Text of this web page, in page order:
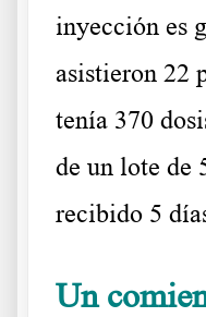
inyección es
asistieron 22
tenía 370
de un lote de
recibido 5
Un